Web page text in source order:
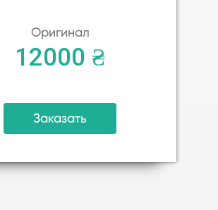
Оригинал
12000 ₴
Заказать